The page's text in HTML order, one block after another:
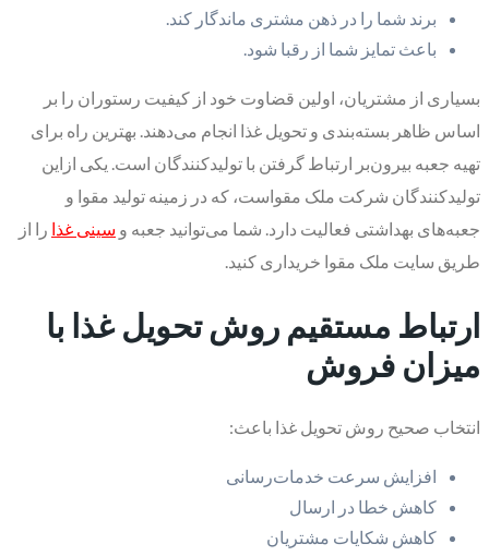
برند شما را در ذهن مشتری ماندگار کند.
باعث تمایز شما از رقبا شود.
بسیاری از مشتریان، اولین قضاوت خود از کیفیت رستوران را بر
اساس ظاهر بسته‌بندی و تحویل غذا انجام می‌دهند. بهترین راه برای
تهیه جعبه بیرون‌بر ارتباط گرفتن با تولیدکنندگان است. یکی ازاین
تولیدکنندگان شرکت ملک مقواست، که در زمینه تولید مقوا و
جعبه‌های بهداشتی فعالیت دارد. شما می‌توانید جعبه و سینی غذا را از
طریق سایت ملک مقوا خریداری کنید.
ارتباط مستقیم روش تحویل غذا با
میزان فروش
انتخاب صحیح روش تحویل غذا باعث:
افزایش سرعت خدمات‌رسانی
کاهش خطا در ارسال
کاهش شکایات مشتریان